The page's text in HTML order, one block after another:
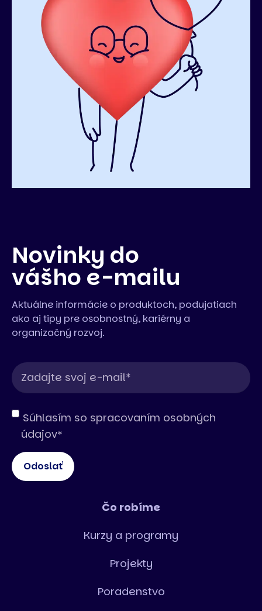
Novinky do
vášho e-mailu
Aktuálne informácie o produktoch, podujatiach
ako aj tipy pre osobnostný, kariérny a
organizačný rozvoj.
Súhlasím so spracovaním osobných
údajov*
Čo robíme
Kurzy a programy
Projekty
Poradenstvo